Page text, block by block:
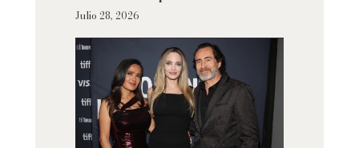
Julio 28, 2026